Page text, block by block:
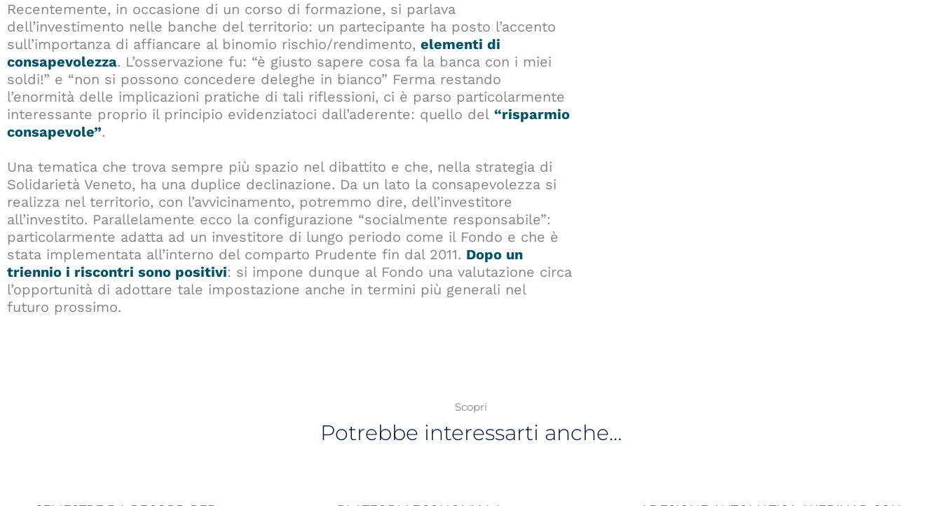
Recentemente, in occasione di un corso di formazione, si parlava
dell’investimento nelle banche del territorio: un partecipante ha posto l’accento
sull’importanza di affiancare al binomio rischio/rendimento, elementi di
consapevolezza. L’osservazione fu: “è giusto sapere cosa fa la banca con i miei
soldi!” e “non si possono concedere deleghe in bianco” Ferma restando
l’enormità delle implicazioni pratiche di tali riflessioni, ci è parso particolarmente
interessante proprio il principio evidenziatoci dall’aderente: quello del “risparmio
consapevole”.
Una tematica che trova sempre più spazio nel dibattito e che, nella strategia di
Solidarietà Veneto, ha una duplice declinazione. Da un lato la consapevolezza si
realizza nel territorio, con l’avvicinamento, potremmo dire, dell’investitore
all’investito. Parallelamente ecco la configurazione “socialmente responsabile”:
particolarmente adatta ad un investitore di lungo periodo come il Fondo e che è
stata implementata all’interno del comparto Prudente fin dal 2011. Dopo un
triennio i riscontri sono positivi: si impone dunque al Fondo una valutazione circa
l’opportunità di adottare tale impostazione anche in termini più generali nel
futuro prossimo.
Scopri
Potrebbe interessarti anche…